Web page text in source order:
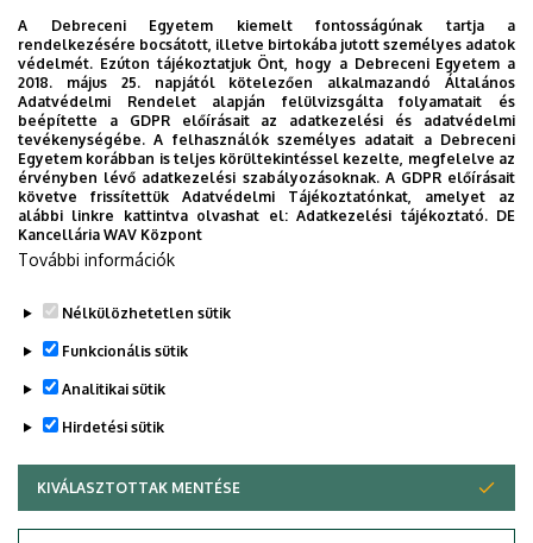
Debreceni Egyetem Orvos- és
Egészségtudományi Centrum Kiváló
Dolgozója
Debreceni Egyetem Kiváló Dolgozója
Debreceni Egyetem Egészségügyi Kar
Kiváló Oktatója
Debreceni Egyetem Egészségügyi Kar
Dr. Kövér András díj
Legutóbbi frissítés:
A Debreceni Egyetem kiemelt fontosságúnak tartja a
rendelkezésére bocsátott, illetve birtokába jutott személyes adatok
védelmét. Ezúton tájékoztatjuk Önt, hogy a Debreceni Egyetem a
2018. május 25. napjától kötelezően alkalmazandó Általános
Adatvédelmi Rendelet alapján felülvizsgálta folyamatait és
beépítette a GDPR előírásait az adatkezelési és adatvédelmi
tevékenységébe. A felhasználók személyes adatait a Debreceni
Egyetem korábban is teljes körültekintéssel kezelte, megfelelve az
érvényben lévő adatkezelési szabályozásoknak. A GDPR előírásait
követve frissítettük Adatvédelmi Tájékoztatónkat, amelyet az
alábbi linkre kattintva olvashat el:Adatkezelési tájékoztató. DE
Kancellária WAV Központ
További információk
Nélkülözhetetlen sütik
Funkcionális sütik
Analitikai sütik
Hirdetési sütik
KIVÁLASZTOTTAK MENTÉSE
WITHDRAW CONSENT